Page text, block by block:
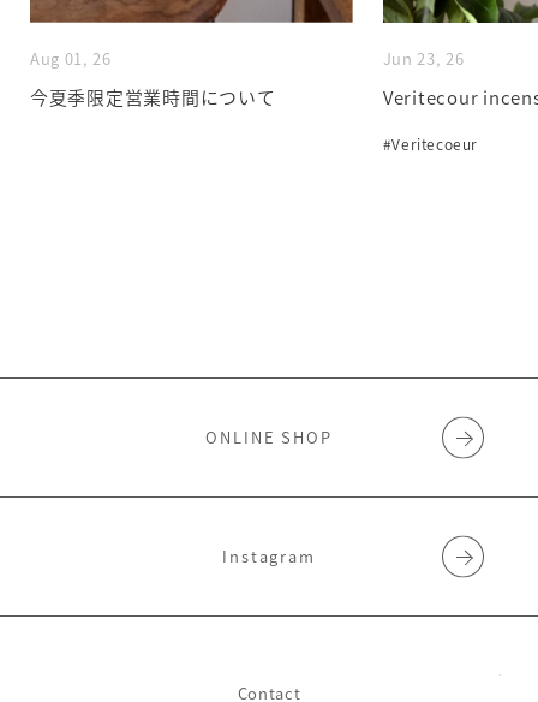
Aug 01, 26
今夏季限定営業時間について
Jun 23, 26
Veritecour
#Veritecoeur
ONLINE SHOP
Instagram
Contact